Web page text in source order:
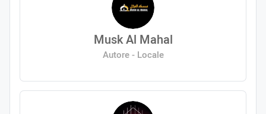
Musk Al Mahal
Autore - Locale